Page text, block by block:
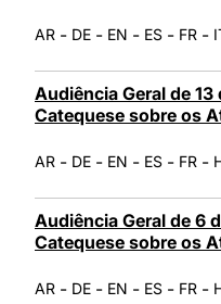
AR - DE - EN - ES - FR -
Audiência Geral de
Catequese sobre os
AR - DE - EN - ES - FR -
Audiência Geral de 6
Catequese sobre os
AR - DE - EN - ES - FR -